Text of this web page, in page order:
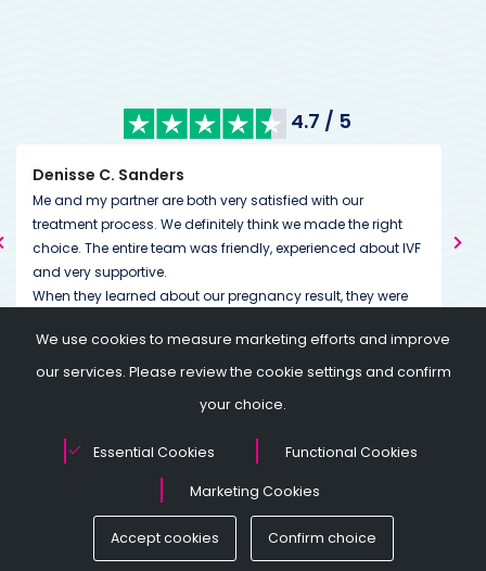
4.7 / 5
Denisse C. Sanders
Me and my partner are both very satisfied with our
treatment process. We definitely think we made the right
choice. The entire team was friendly, experienced about IVF
and very supportive.
When they learned about our pregnancy result, they were
like to mention their approach in financial terms. You can
clearly know what you will pay for the treatment in total
© British Kıbrıs Tüp Bebek 2025. Tüm Hakları Saklıdır.
We use cookies to measure marketing efforts and improve
our services. Please review the cookie settings and confirm
your choice.
Essential Cookies Functional Cookies
Marketing Cookies
Accept cookies Confirm choice